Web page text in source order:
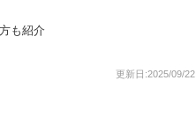
も紹介
更新日:2025/09/22